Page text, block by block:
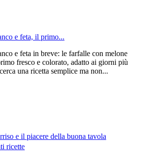
e feta, il primo...
e feta in breve: le farfalle con melone
fresco e colorato, adatto ai giorni più
una ricetta semplice ma non...
e il piacere della buona tavola
ricette